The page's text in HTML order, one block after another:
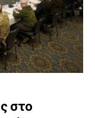
στο